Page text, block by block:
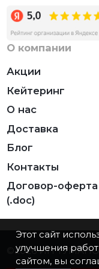
О компании
Акции
Кейтеринг
О нас
Доставка
Блог
Контакты
Договор-оферта
(.doc)
©2026ИП
Этот сайт
улучшения
сайтом, вы